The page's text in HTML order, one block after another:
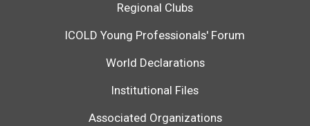
Regional Clubs
ICOLD Young Professionals' Forum
World Declarations
Institutional Files
Associated Organizations